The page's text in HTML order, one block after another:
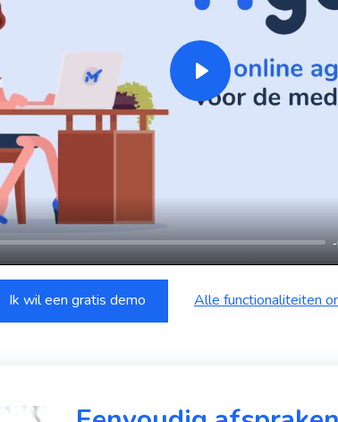
Play
Ik wil een gratis demo Alle functionaliteiten